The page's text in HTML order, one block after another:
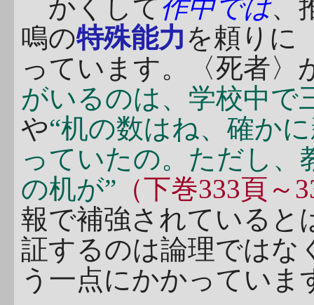
かくして 作中では、
鳴の特殊能力を頼りに
っています。〈死者〉
がいるのは、学校中で
や“机の数はね、確か
っていたの。ただし、
の机が” （下巻333頁～
報で補強されていると
証するのは論理ではな
う一点にかかっていま